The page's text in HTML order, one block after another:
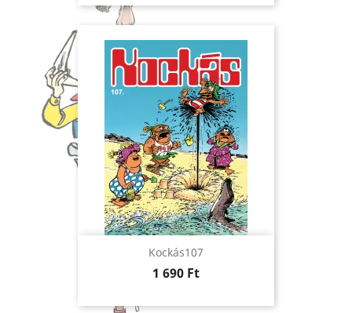
Kockás107
Ár
1 690 Ft